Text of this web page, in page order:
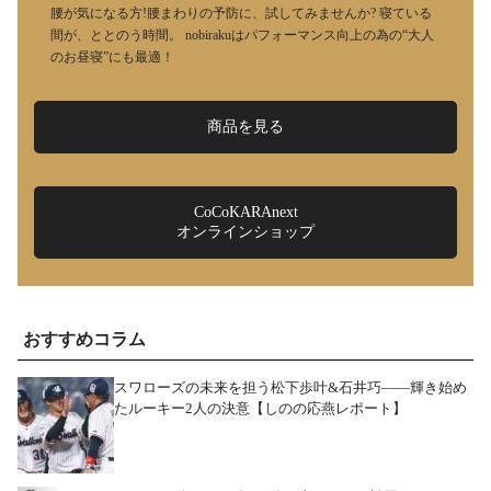
腰が気になる方!腰まわりの予防に、試してみませんか? 寝ている
間が、ととのう時間。 nobirakuはパフォーマンス向上の為の“大人
のお昼寝”にも最適！
商品を見る
CoCoKARAnext
オンラインショップ
おすすめコラム
スワローズの未来を担う松下歩叶&石井巧――輝き始め
たルーキー2人の決意【しのの応燕レポート】